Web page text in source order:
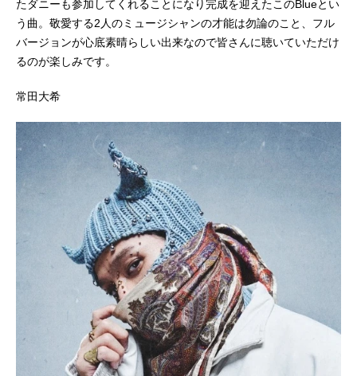
たダニーも参加してくれることになり完成を迎えたこのBlueとい
う曲。敬愛する2人のミュージシャンの才能は勿論のこと、フル
バージョンが心底素晴らしい出来なので皆さんに聴いていただけ
るのが楽しみです。
常田大希